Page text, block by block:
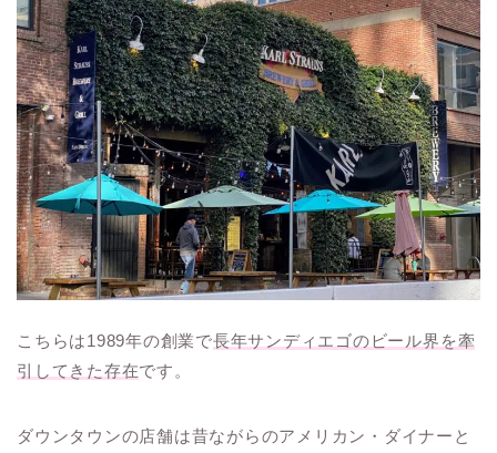
こちらは1989年の創業で長年サンディエゴのビール界を牽
引してきた存在です。
ダウンタウンの店舗は昔ながらのアメリカン・ダイナーと